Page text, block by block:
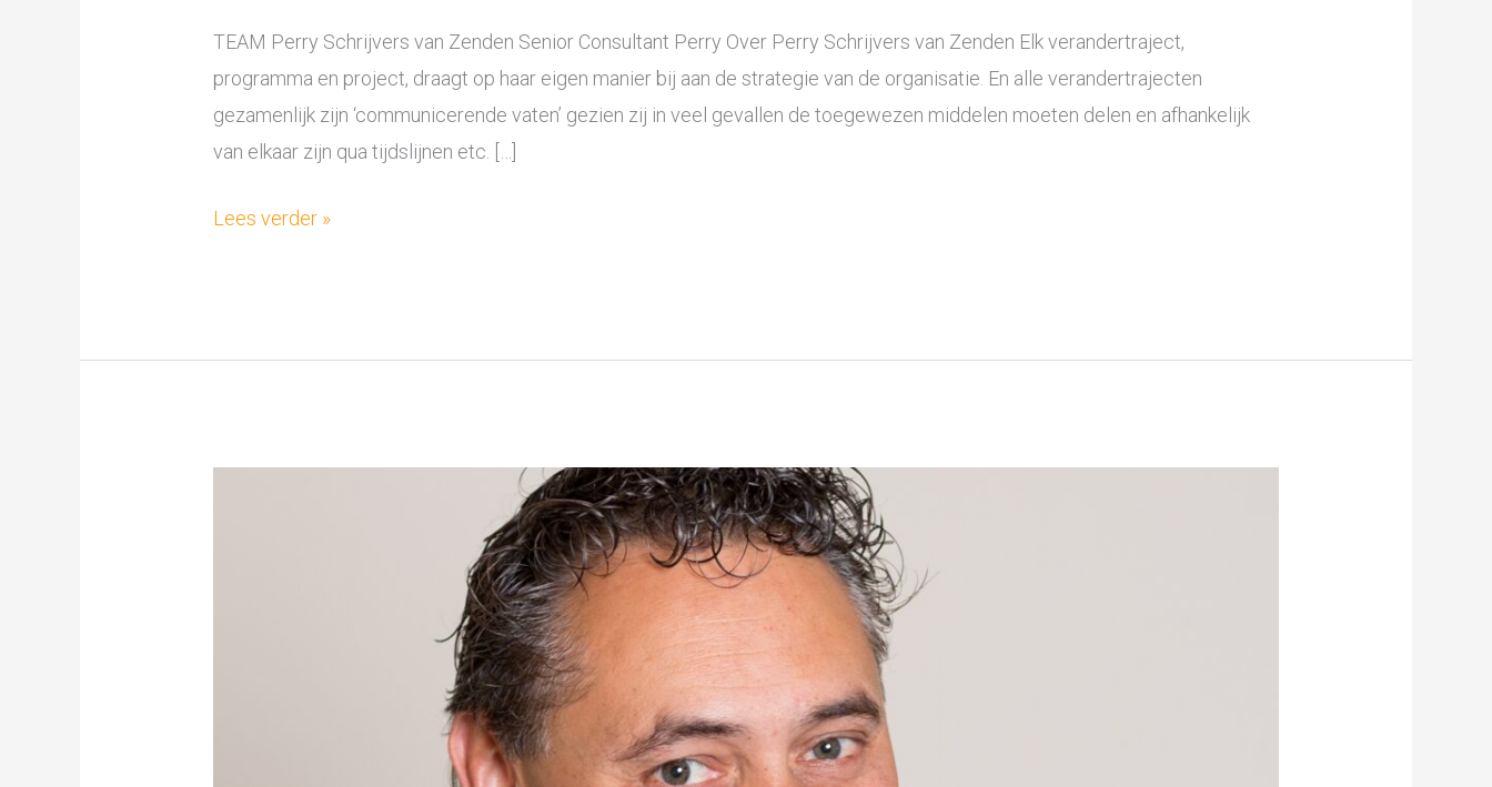
TEAM Perry Schrijvers van Zenden Senior Consultant Perry Over Perry Schrijvers van Zenden Elk verandertraject,
programma en project, draagt op haar eigen manier bij aan de strategie van de organisatie. En alle verandertrajecten
gezamenlijk zijn ‘communicerende vaten’ gezien zij in veel gevallen de toegewezen middelen moeten delen en afhankelijk
van elkaar zijn qua tijdslijnen etc. […]
Lees verder »